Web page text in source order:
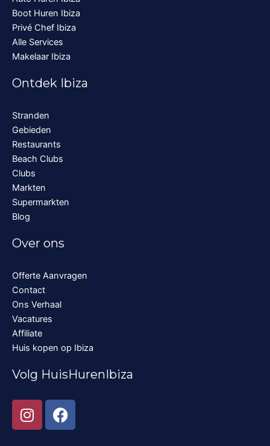
Boot Huren Ibiza
Privé Chef Ibiza
Alle Services
Makelaar Ibiza
Ontdek Ibiza
Stranden
Gebieden
Restaurants
Beach Clubs
Clubs
Markten
Supermarkten
Blog
Over ons
Offerte Aanvragen
Contact
Ons Verhaal
Vacatures
Affiliate
Huis kopen op Ibiza
Volg HuisHurenIbiza
I
n
F
a